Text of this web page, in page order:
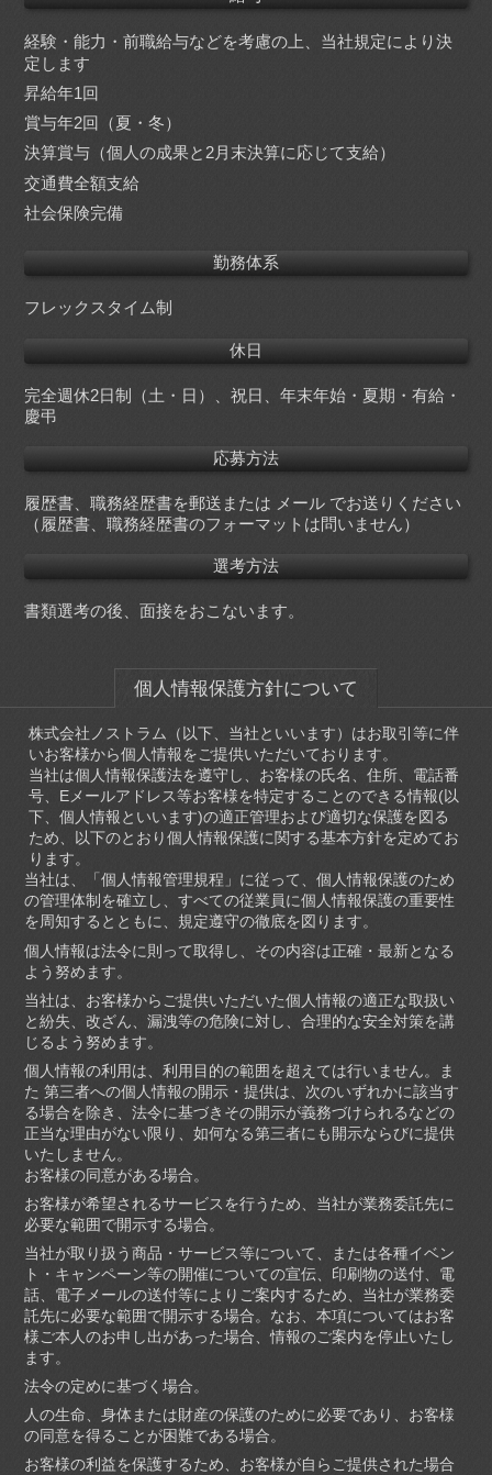
経験・能力・前職給与などを考慮の上、当社規定により決
定します
昇給年1回
賞与年2回（夏・冬）
決算賞与（個人の成果と2月末決算に応じて支給）
交通費全額支給
社会保険完備
勤務体系
フレックスタイム制
休日
完全週休2日制（土・日）、祝日、年末年始・夏期・有給・
慶弔
応募方法
履歴書、職務経歴書を郵送または メール でお送りください
（履歴書、職務経歴書のフォーマットは問いません）
選考方法
書類選考の後、面接をおこないます。
個人情報保護方針について
株式会社ノストラム（以下、当社といいます）はお取引等に伴
いお客様から個人情報をご提供いただいております。
当社は個人情報保護法を遵守し、お客様の氏名、住所、電話番
号、Eメールアドレス等お客様を特定することのできる情報(以
下、個人情報といいます)の適正管理および適切な保護を図る
ため、以下のとおり個人情報保護に関する基本方針を定めてお
ります。
当社は、「個人情報管理規程」に従って、個人情報保護のため
の管理体制を確立し、すべての従業員に個人情報保護の重要性
を周知するとともに、規定遵守の徹底を図ります。
個人情報は法令に則って取得し、その内容は正確・最新となる
よう努めます。
当社は、お客様からご提供いただいた個人情報の適正な取扱い
と紛失、改ざん、漏洩等の危険に対し、合理的な安全対策を講
じるよう努めます。
個人情報の利用は、利用目的の範囲を超えては行いません。ま
た 第三者への個人情報の開示・提供は、次のいずれかに該当す
る場合を除き、法令に基づきその開示が義務づけられるなどの
正当な理由がない限り、如何なる第三者にも開示ならびに提供
いたしません。
お客様の同意がある場合。
お客様が希望されるサービスを行うため、当社が業務委託先に
必要な範囲で開示する場合。
当社が取り扱う商品・サービス等について、または各種イベン
ト・キャンペーン等の開催についての宣伝、印刷物の送付、電
話、電子メールの送付等によりご案内するため、当社が業務委
託先に必要な範囲で開示する場合。なお、本項についてはお客
様ご本人のお申し出があった場合、情報のご案内を停止いたし
ます。
法令の定めに基づく場合。
人の生命、身体または財産の保護のために必要であり、お客様
の同意を得ることが困難である場合。
お客様の利益を保護するため、お客様が自らご提供された場合